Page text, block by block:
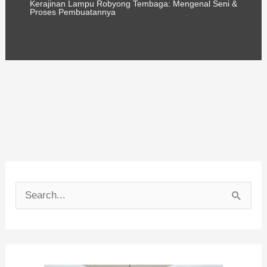
Kerajinan Lampu Robyong Tembaga: Mengenal Seni &
Proses Pembuatannya